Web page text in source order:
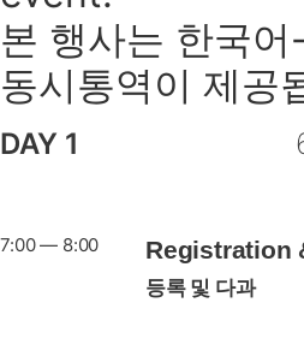
본 행사는 한국어
동시통역이 제공
DAY 1
7:00 — 8:00 Registration
등록 및 다과